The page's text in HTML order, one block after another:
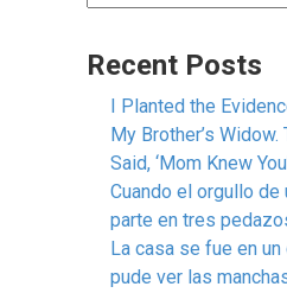
Recent Posts
I Planted the
My Brother’s
Said, ‘Mom Knew
Cuando el orgullo de
parte en tres
La casa se fue en
pude ver las